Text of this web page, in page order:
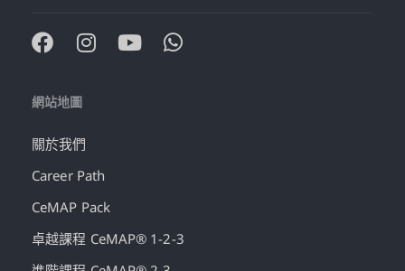
網站地圖
關於我們
Career Path
CeMAP Pack
卓越課程 CeMAP® 1-2-3